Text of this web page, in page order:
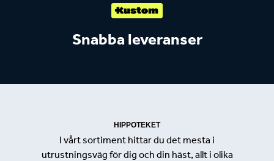
Snabba leveranser
HIPPOTEKET
I vårt sortiment hittar du det mesta i
utrustningsväg för dig och din häst, allt i olika